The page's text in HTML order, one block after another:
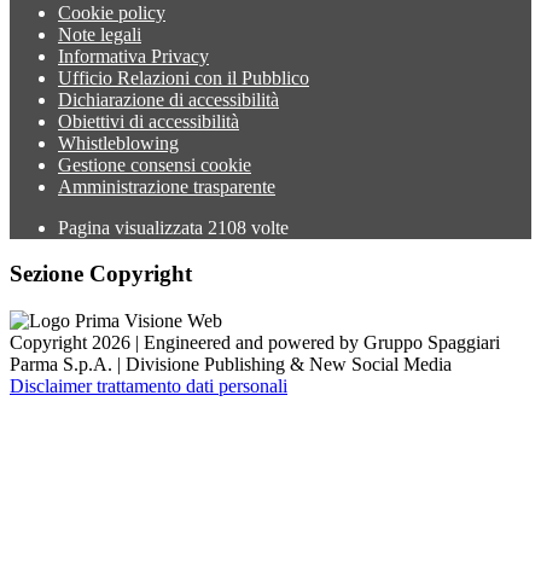
Cookie policy
Note legali
Informativa Privacy
Ufficio Relazioni con il Pubblico
Dichiarazione di accessibilità
Obiettivi di accessibilità
Whistleblowing
Gestione consensi cookie
Amministrazione trasparente
Pagina visualizzata 2108 volte
Sezione Copyright
Copyright 2026 | Engineered and powered by Gruppo Spaggiari
Parma S.p.A. | Divisione Publishing & New Social Media
Disclaimer trattamento dati personali